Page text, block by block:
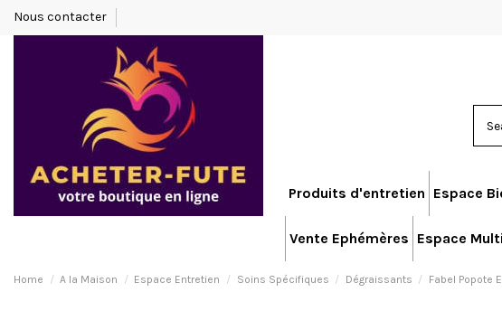
Nous contacter
Produits d'entretien Espace
Vente Ephémères Espace
Home A la Maison Espace Entretien Soins Spécifiques Dégraissants Fabel Popote